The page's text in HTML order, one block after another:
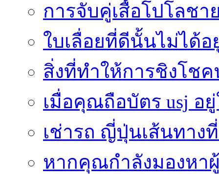
การจับคู่เสื้อโปโลชา
ใบเลื่อยที่ดีนั้นไม่ได้
สิ่งที่ทำให้การชิงโช
เมื่อคุณถือบัตร usj อ
เช่ารถ ญี่ปุ่นเส้นทาง
หากคุณกำลังมองหา